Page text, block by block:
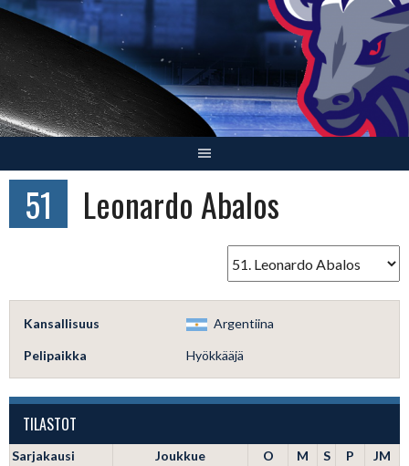
Skip
content
51 Leonardo Abalos
Kansallisuus Argentiina
Pelipaikka Hyökkääjä
TILASTOT
Sarjakausi Joukkue O M S P
JM